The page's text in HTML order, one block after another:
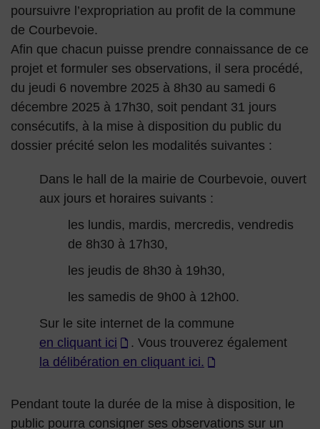
poursuivre l’expropriation au profit de la commune
de Courbevoie.
Afin que chacun puisse prendre connaissance de ce
projet et formuler ses observations, il sera procédé,
du jeudi 6 novembre 2025 à 8h30 au samedi 6
décembre 2025 à 17h30, soit pendant 31 jours
consécutifs, à la mise à disposition du public du
dossier précité selon les modalités suivantes :
Dans le hall de la mairie de Courbevoie, ouvert
aux jours et horaires suivants :
les lundis, mardis, mercredis, vendredis
de 8h30 à 17h30,
les jeudis de 8h30 à 19h30,
les samedis de 9h00 à 12h00.
Sur le site internet de la commune
en cliquant ici
. Vous trouverez également
la délibération en cliquant ici.
Pendant toute la durée de la mise à disposition, le
public pourra consigner ses observations sur un